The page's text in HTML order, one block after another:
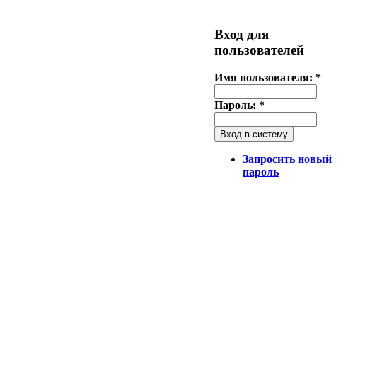
Вход для
пользователей
Имя пользователя: *
Пароль: *
Запросить новый
пароль